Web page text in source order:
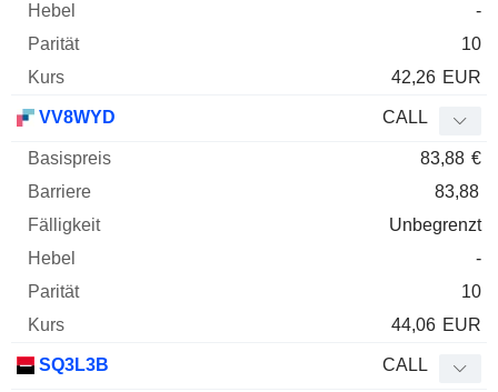
-
10
42,26 EUR
VV8WYD CALL
83,88 €
83,88
Unbegrenzt
-
10
44,06 EUR
SQ3L3B CALL